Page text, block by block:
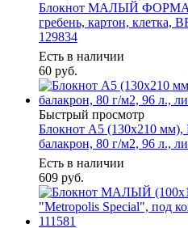
Блокнот МАЛЫЙ
гребень, картон, клетка,
129834
Есть в наличии
60 руб.
Быстрый просмотр
Блокнот А5 (130х210
балакрон, 80 г/м2, 96 л.,
Есть в наличии
609 руб.